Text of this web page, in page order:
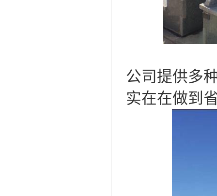
公司提供多
实在在做到